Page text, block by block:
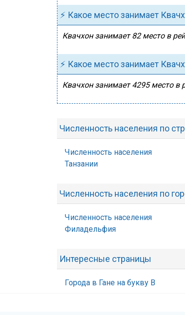
⚡ Какое место занимает
Квачхон занимает 82 место в
⚡ Какое место занимает
Квачхон занимает 4295 место в
Численность населения по
Численность населения
Танзании
Численность населения по
Численность населения
Филадельфия
Интересные страницы
Города в Гане на букву В